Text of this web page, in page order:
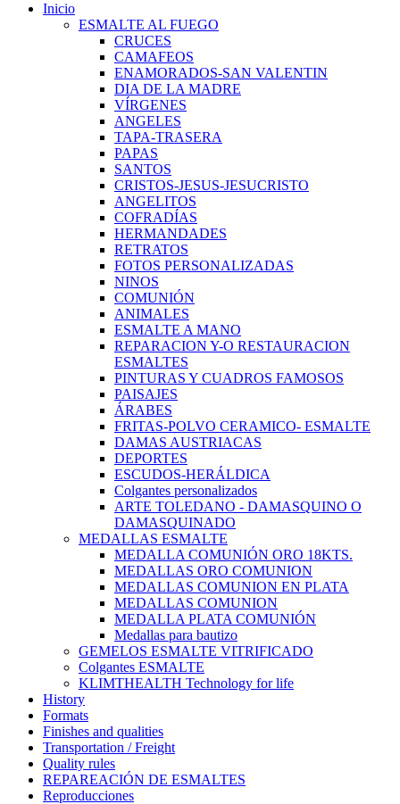
Inicio
ESMALTE AL FUEGO
CRUCES
CAMAFEOS
ENAMORADOS-SAN VALENTIN
DIA DE LA MADRE
VÍRGENES
ANGELES
TAPA-TRASERA
PAPAS
SANTOS
CRISTOS-JESUS-JESUCRISTO
ANGELITOS
COFRADÍAS
HERMANDADES
RETRATOS
FOTOS PERSONALIZADAS
NINOS
COMUNIÓN
ANIMALES
ESMALTE A MANO
REPARACION Y-O RESTAURACION
ESMALTES
PINTURAS Y CUADROS FAMOSOS
PAISAJES
ÁRABES
FRITAS-POLVO CERAMICO- ESMALTE
DAMAS AUSTRIACAS
DEPORTES
ESCUDOS-HERÁLDICA
Colgantes personalizados
ARTE TOLEDANO - DAMASQUINO O
DAMASQUINADO
MEDALLAS ESMALTE
MEDALLA COMUNIÓN ORO 18KTS.
MEDALLAS ORO COMUNION
MEDALLAS COMUNION EN PLATA
MEDALLAS COMUNION
MEDALLA PLATA COMUNIÓN
Medallas para bautizo
GEMELOS ESMALTE VITRIFICADO
Colgantes ESMALTE
KLIMTHEALTH Technology for life
History
Formats
Finishes and qualities
Transportation / Freight
Quality rules
REPAREACIÓN DE ESMALTES
Reproducciones